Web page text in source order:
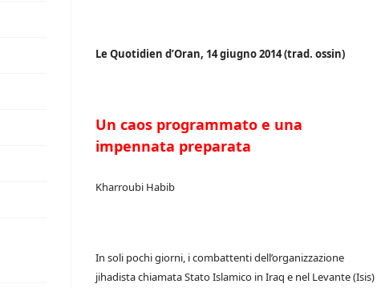
Le Quotidien d’Oran, 14 giugno 2014 (trad. ossin)
Un caos programmato e una
impennata preparata
Kharroubi Habib
In soli pochi giorni, i combattenti dell’organizzazione
jihadista chiamata Stato Islamico in Iraq e nel Levante (Isis)